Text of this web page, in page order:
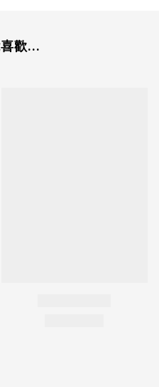
歡...